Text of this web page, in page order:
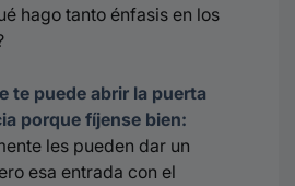
hago tanto énfasis en los
te puede abrir la puerta
porque fíjense bien:
les pueden dar un
esa entrada con el